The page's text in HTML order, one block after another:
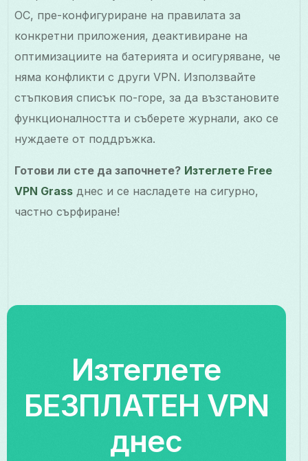
ОС, пре-конфигуриране на правилата за
конкретни приложения, деактивиране на
оптимизациите на батерията и осигуряване, че
няма конфликти с други VPN. Използвайте
стъпковия списък по-горе, за да възстановите
функционалността и съберете журнали, ако се
нуждаете от поддръжка.
Готови ли сте да започнете? Изтеглете Free
VPN Grass днес и се насладете на сигурно,
частно сърфиране!
Изтеглете
БЕЗПЛАТЕН VPN
днес